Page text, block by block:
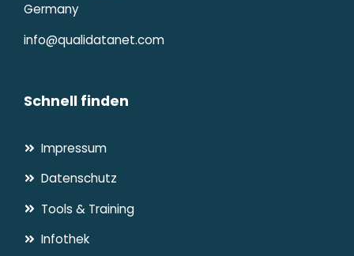
Germany
info@qualidatanet.com
Schnell finden
Impressum
Datenschutz
Tools & Training
Infothek